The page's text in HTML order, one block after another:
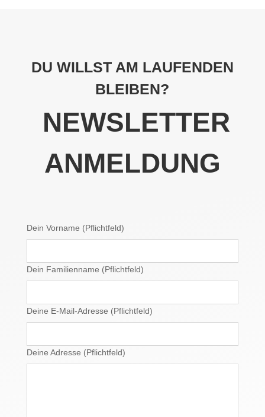
DU WILLST AM LAUFENDEN
BLEIBEN?
NEWSLETTER
ANMELDUNG
Dein Vorname (Pflichtfeld)
Dein Familienname (Pflichtfeld)
Deine E-Mail-Adresse (Pflichtfeld)
Deine Adresse (Pflichtfeld)